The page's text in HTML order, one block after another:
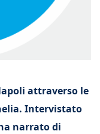
attraverso le
Intervistato
narrato di